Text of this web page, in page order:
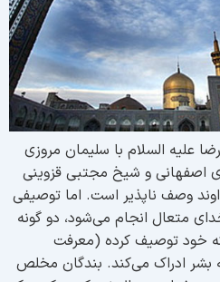
علیه السلام با سلیمان مروزی
و شیخ مجتبی قزوینی
وصف ناپذیر است. اما توصیفی
متعال انجام می‌شود، دو گونه
خود توصیف کرده (معرفت
که بشر ادراک می‌کند. بندگان مخلص